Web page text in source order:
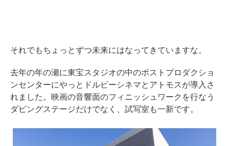
それでもちょっとずつ未来にはなってきていますな。
去年の年の瀬に東宝スタジオの中のポストプロダクショ
ンセンターにやっとドルビーシネマとアトモスが導入さ
れました。映画の音響面のフィニッシュワークを行なう
ダビングステージだけでなく、試写室も一新です。